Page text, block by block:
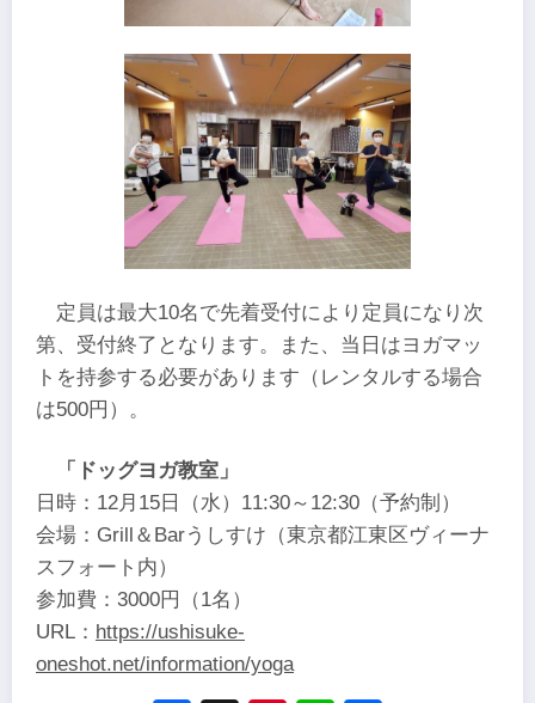
定員は最大10名で先着受付により定員になり次
第、受付終了となります。また、当日はヨガマッ
トを持参する必要があります（レンタルする場合
は500円）。
「ドッグヨガ教室」
日時：12月15日（水）11:30～12:30（予約制）
会場：Grill＆Barうしすけ（東京都江東区ヴィーナ
スフォート内）
参加費：3000円（1名）
URL： https://ushisuke-
oneshot.net/information/yoga